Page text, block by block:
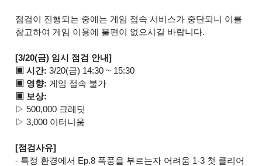
점검이 진행되는 중에는 게임 접속 서비스가 중단되니 이를
참고하여 게임 이용에 불편이 없으시길 바랍니다.
[3/20(금)임시 점검 안내]
▣ 시간: 3/20(금) 14:30 ~ 15:30
▣ 영향: 게임 접속 불가
▣ 보상:
▷ 500,000 크레딧
▷ 3,000 이터니움
[점검사유]
- 특정 환경에서 Ep.8 폭풍을 부르는자 어려움 1-3 첫 클리어